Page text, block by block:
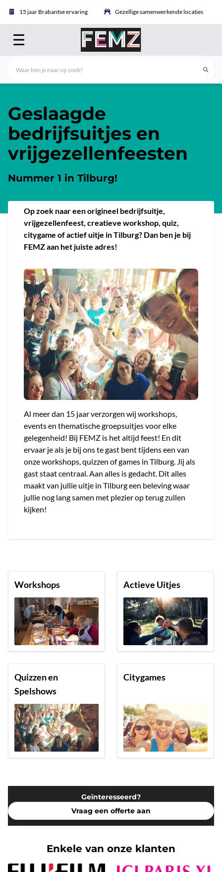
15 jaar Brabantse ervaring Gezellige samenwerkende locaties
Geslaagde
bedrijfsuitjes en
vrijgezellenfeesten
Nummer 1 in Tilburg!
Op zoek naar een origineel bedrijfsuitje,
vrijgezellenfeest, creatieve workshop, quiz,
citygame of actief uitje in Tilburg? Dan ben je bij
FEMZ aan het juiste adres!
Al meer dan 15 jaar verzorgen wij workshops,
events en thematische groepsuitjes voor elke
gelegenheid! Bij FEMZ is het altijd feest! En dit
ervaar je als je bij ons te gast bent tijdens een van
onze workshops, quizzen of games in Tilburg. Jij als
gast staat centraal. Aan alles is gedacht. Dit alles
maakt van jullie uitje in Tilburg een beleving waar
jullie nog lang samen met plezier op terug zullen
kijken!
Workshops Actieve Uitjes
Quizzen en
Spelshows
Citygames
Geïnteresseerd?
Vraag een offerte aan
Enkele van onze klanten